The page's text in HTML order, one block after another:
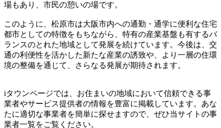
場もあり、市民の憩いの場です。
このように、松原市は大阪市内への通勤・通学に便利な住宅
都市としての特徴をもちながら、特有の産業基盤も有するバ
ランスのとれた地域として発展を続けています。今後は、交
通の利便性を活かした新たな産業の誘致や、より一層の住環
境の整備を通じて、さらなる発展が期待されます。
iタウンページでは、お住まいの地域において信頼できる事
業者やサービス提供者の情報を豊富に掲載しています。あな
たに適切な事業者を簡単に探せますので、ぜひ当サイトの事
業者一覧をご覧ください。